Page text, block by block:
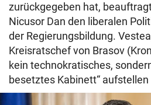
zurückgegeben hat,
Nicusor Dan den liberalen
der Regierungsbildung.
Kreisratschef von Brasov
kein technokratisches,
besetztes Kabinett“